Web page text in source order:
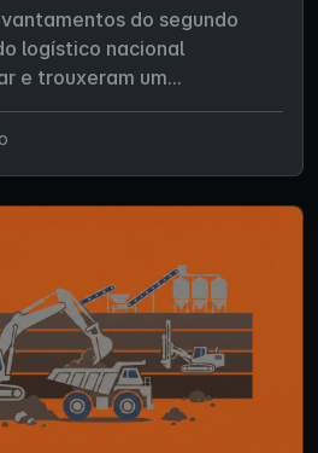
do segundo
logístico nacional
e trouxeram um...